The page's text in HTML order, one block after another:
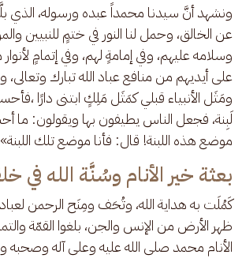
ونشهد أنَّ سيدنا محمداً عبده ورسوله، الذي
عن الخالق، وحمل لنا النور في ختمٍ للنبيين
وسلامه عليهم، وفي إمامةٍ لهم، وفي إتمامٍ
على أيديهم من منافع عباد الله تبارك
ومَثَل الأنبياء قبلي كمَثَل مَلِكٍ ابتنى دارًا
لَبِنة، فجعل الناس يطيفون بها ويقولون: ما
موضع هذه اللبنة! قال: فأنا موضع تلك اللبنة».
بعثة خير الأنام وسُنَّة الله في
كَمُلَت به هداية الله، وتُحَف ومِنَح الرحمن
ظهر الأرض من الإنس والجن، بلغوا القمّة
الأنام محمد صلى الله عليه وعلى آله وصحبه